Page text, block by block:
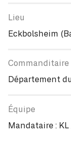
Eckbolsheim
Département
Mandataire :